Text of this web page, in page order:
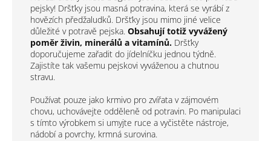
pejsky! Dršťky jsou masná potravina, která se vyrábí z
hovězích předžaludků. Dršťky jsou mimo jiné velice
důležité v potravě pejska. Obsahují totiž vyvážený
poměr živin, minerálů a vitamínů. Dršťky
doporučujeme zařadit do jídelníčku jednou týdně.
Zajistíte tak vašemu pejskovi vyváženou a chutnou
stravu.
Používat pouze jako krmivo pro zvířata v zájmovém
chovu, uchovávejte odděleně od potravin. Po manipulaci
s tímto výrobkem si umyjte ruce a vyčistěte nástroje,
nádobí a povrchy, krmná surovina.